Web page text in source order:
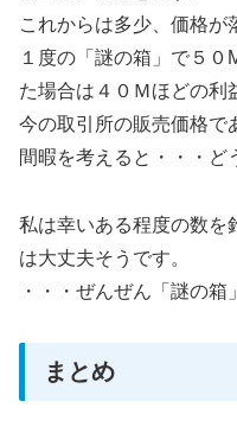
これからは多少、価格が
１度の「謎の箱」で５
た場合は４０Ｍほどの利
今の取引所の販売価格で
間暇を考えると・・・ど
私は幸いある程度の数を
は大丈夫そうです。
・・・ぜんぜん「謎の箱
まとめ